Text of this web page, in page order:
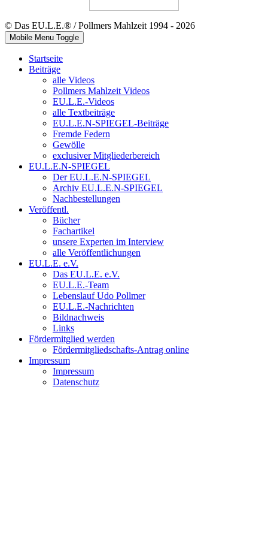
© Das EU.L.E.® / Pollmers Mahlzeit 1994 - 2026
Mobile Menu Toggle
Startseite
Beiträge
alle Videos
Pollmers Mahlzeit Videos
EU.L.E.-Videos
alle Textbeiträge
EU.L.E.N-SPIEGEL-Beiträge
Fremde Federn
Gewölle
exclusiver Mitgliederbereich
EU.L.E.N-SPIEGEL
Der EU.L.E.N-SPIEGEL
Archiv EU.L.E.N-SPIEGEL
Nachbestellungen
Veröffentl.
Bücher
Fachartikel
unsere Experten im Interview
alle Veröffentlichungen
EU.L.E. e.V.
Das EU.L.E. e.V.
EU.L.E.-Team
Lebenslauf Udo Pollmer
EU.L.E.-Nachrichten
Bildnachweis
Links
Fördermitglied werden
Fördermitgliedschafts-Antrag online
Impressum
Impressum
Datenschutz